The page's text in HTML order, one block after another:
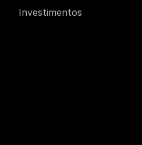
Investimentos